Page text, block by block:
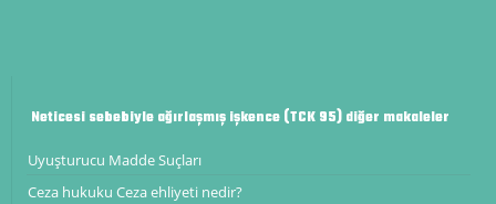
Neticesi sebebiyle ağırlaşmış işkence (TCK 95) diğer makaleler
Uyuşturucu Madde Suçları
Ceza hukuku Ceza ehliyeti nedir?